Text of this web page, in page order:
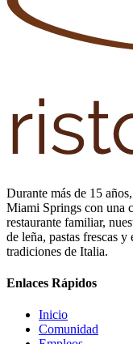
Durante más de 15
Miami Springs con una
restaurante familiar,
de leña, pastas frescas
tradiciones de Italia.
Enlaces Rápidos
Inicio
Comunidad